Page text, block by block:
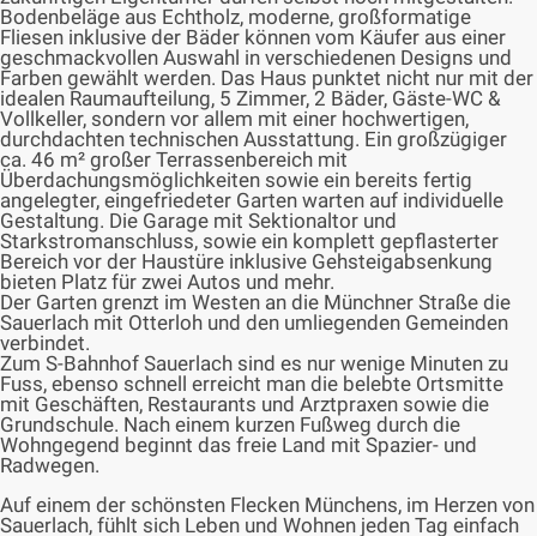
Bodenbeläge aus Echtholz, moderne, großformatige
Fliesen inklusive der Bäder können vom Käufer aus einer
geschmackvollen Auswahl in verschiedenen Designs und
Farben gewählt werden. Das Haus punktet nicht nur mit der
idealen Raumaufteilung, 5 Zimmer, 2 Bäder, Gäste-WC &
Vollkeller, sondern vor allem mit einer hochwertigen,
durchdachten technischen Ausstattung. Ein großzügiger
ca. 46 m² großer Terrassenbereich mit
Überdachungsmöglichkeiten sowie ein bereits fertig
angelegter, eingefriedeter Garten warten auf individuelle
Gestaltung. Die Garage mit Sektionaltor und
Starkstromanschluss, sowie ein komplett gepflasterter
Bereich vor der Haustüre inklusive Gehsteigabsenkung
bieten Platz für zwei Autos und mehr.
Der Garten grenzt im Westen an die Münchner Straße die
Sauerlach mit Otterloh und den umliegenden Gemeinden
verbindet.
Zum S-Bahnhof Sauerlach sind es nur wenige Minuten zu
Fuss, ebenso schnell erreicht man die belebte Ortsmitte
mit Geschäften, Restaurants und Arztpraxen sowie die
Grundschule. Nach einem kurzen Fußweg durch die
Wohngegend beginnt das freie Land mit Spazier- und
Radwegen.
Auf einem der schönsten Flecken Münchens, im Herzen von
Sauerlach, fühlt sich Leben und Wohnen jeden Tag einfach